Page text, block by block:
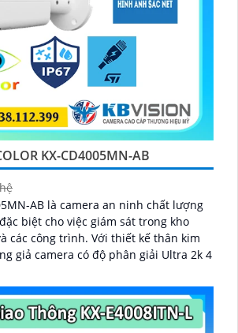
KX-CD4005MN-AB
AB là camera an ninh chất lượng
biệt cho việc giám sát trong kho
Với thiết kế thân kim
giả camera có độ phân giải Ultra 2k 4